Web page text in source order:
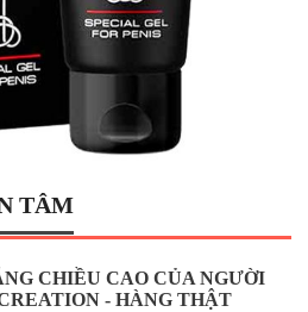
TÂM
CHIỀU CAO CỦA NGƯỜI
- HÀNG THẬT